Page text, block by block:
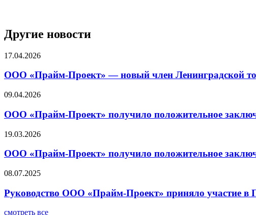
Другие новости
17.04.2026
ООО «Прайм-Проект» — новый член Ленинградской
09.04.2026
ООО «Прайм-Проект» получило положительное
19.03.2026
ООО «Прайм-Проект» получило положительное
08.07.2025
Руководство ООО «Прайм-Проект» приняло участие
смотреть все